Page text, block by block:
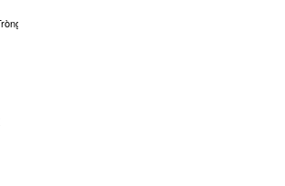
Đen Chống UV | CO-0329